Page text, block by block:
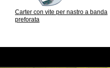
Carter con vite per nastro a banda
preforata